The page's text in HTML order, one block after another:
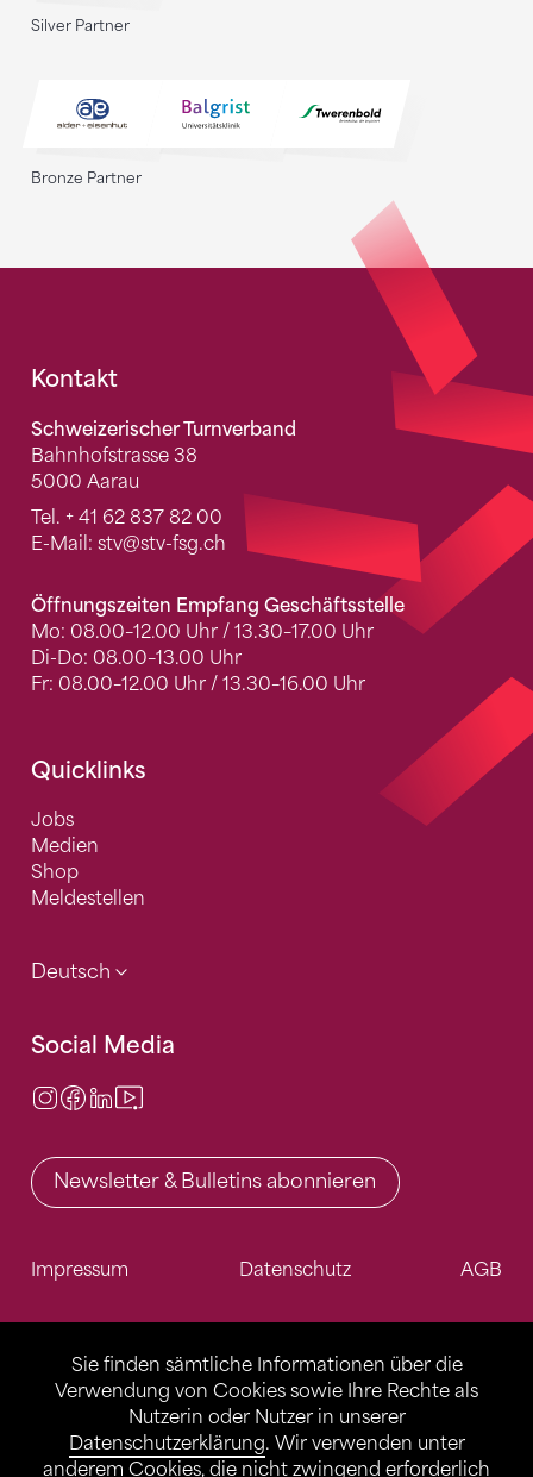
Sie finden sämtliche Informationen über die
Verwendung von Cookies sowie Ihre Rechte als
Nutzerin oder Nutzer in unserer
Datenschutzerklärung. Wir verwenden unter
anderem Cookies, die nicht zwingend erforderlich
Silver Partner
Bronze Partner
Fusszeile
Kontakt
Schweizerischer Turnverband
Bahnhofstrasse 38
5000 Aarau
Tel. + 41 62 837 82 00
E-Mail: stv@stv-fsg.ch
Öffnungszeiten Empfang Geschäftsstelle
Mo: 08.00–12.00 Uhr / 13.30–17.00 Uhr
Di-Do: 08.00–13.00 Uhr
Fr: 08.00–12.00 Uhr / 13.30–16.00 Uhr
Quicklinks
Jobs
Medien
Shop
Meldestellen
Deutsch
Social Media
Instagram
Facebook
LinkedIn
Newsletter & Bulletins abonnieren
Impressum Datenschutz AGB